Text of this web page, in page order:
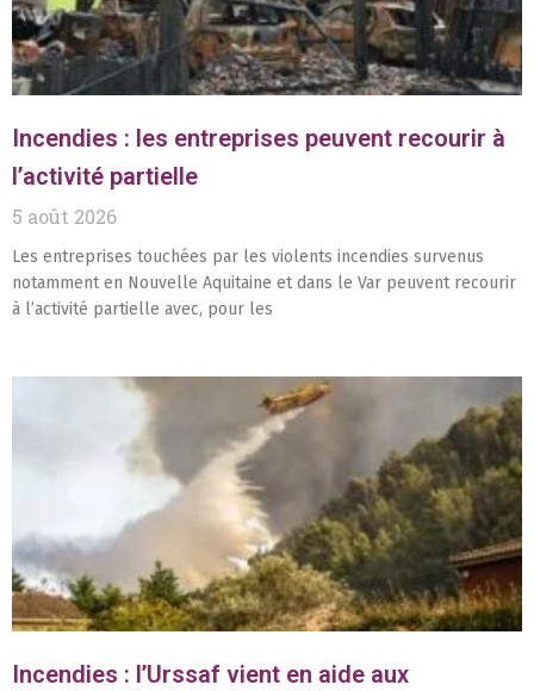
Incendies : les entreprises peuvent recourir à
l’activité partielle
5 août 2026
Les entreprises touchées par les violents incendies survenus
notamment en Nouvelle Aquitaine et dans le Var peuvent recourir
à l’activité partielle avec, pour les
Incendies : l’Urssaf vient en aide aux